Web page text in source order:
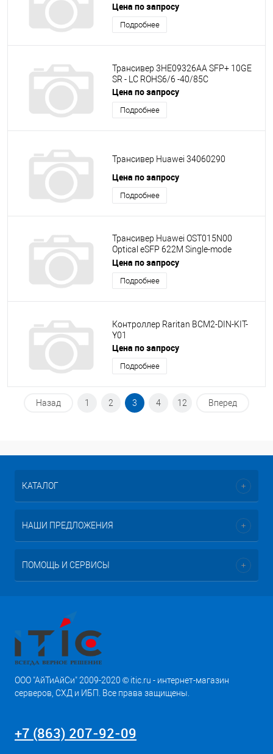
Цена по запросу
Подробнее
Трансивер 3HE09326AA SFP+ 10GE
SR - LC ROHS6/6 -40/85C
Цена по запросу
Подробнее
Трансивер Huawei 34060290
Цена по запросу
Подробнее
Трансивер Huawei OST015N00
Optical eSFP 622M Single-mode
Module 1310nm 15km LC
Цена по запросу
Подробнее
Контроллер Raritan BCM2-DIN-KIT-
Y01
Цена по запросу
Подробнее
Назад 1 2 3 4 12 Вперед
КАТАЛОГ
НАШИ ПРЕДЛОЖЕНИЯ
ПОМОЩЬ И СЕРВИСЫ
ООО "АйТиАйСи" 2009-2020 © itic.ru - интернет-магазин
серверов, СХД и ИБП. Все права защищены.
+7 (863) 207-92-09